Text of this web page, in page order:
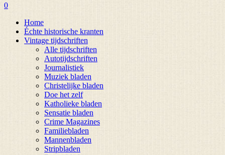
0
Home
Échte historische kranten
Vintage tijdschriften
Alle tijdschriften
Autotijdschriften
Journalistiek
Muziek bladen
Christelijke bladen
Doe het zelf
Katholieke bladen
Sensatie bladen
Crime Magazines
Familiebladen
Mannenbladen
Stripbladen